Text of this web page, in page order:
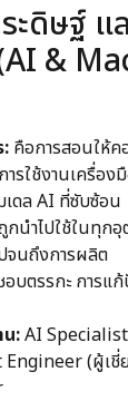
ดิษฐ์ แ
&
: คือการสอนให้ค
รใช้งานเครื่อ
ดล AI ที่ซับซ้อน
กนำไปใช้ในทุก
จนถึงการผลิต
บตรรกะ การแ
:AI
(ผู้เชี่